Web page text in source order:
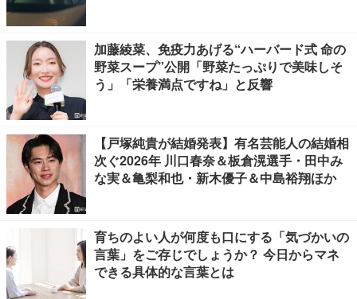
加藤綾菜、免疫力あげる“ハーバード式 命の
野菜スープ”公開「野菜たっぷりで美味しそ
う」「栄養満点ですね」と反響
【戸塚純貴が結婚発表】有名芸能人の結婚相
次ぐ2026年 川口春奈＆板倉滉選手・田中み
な実＆亀梨和也・新木優子＆中島裕翔ほか
育ちのよい人が何度も口にする「気づかいの
言葉」をご存じでしょうか？ 今日からマネ
できる具体的な言葉とは